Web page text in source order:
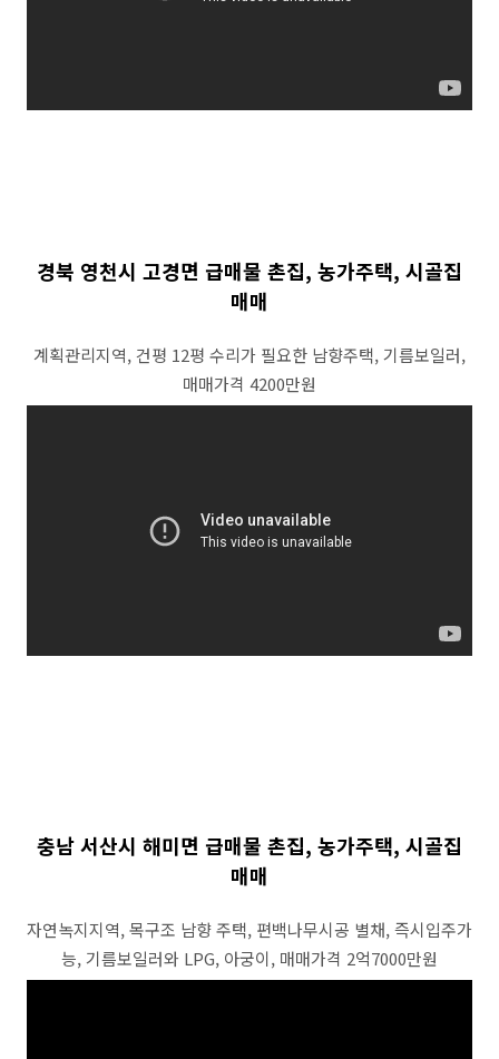
경북 영천시 고경면 급매물 촌집, 농가주택, 시골집
매매
계획관리지역, 건평 12평 수리가 필요한 남향주택, 기름보일러,
매매가격 4200만원
충남 서산시 해미면 급매물 촌집, 농가주택, 시골집
매매
자연녹지지역, 목구조 남향 주택, 편백나무시공 별채, 즉시입주가
능, 기름보일러와 LPG, 아궁이, 매매가격 2억7000만원